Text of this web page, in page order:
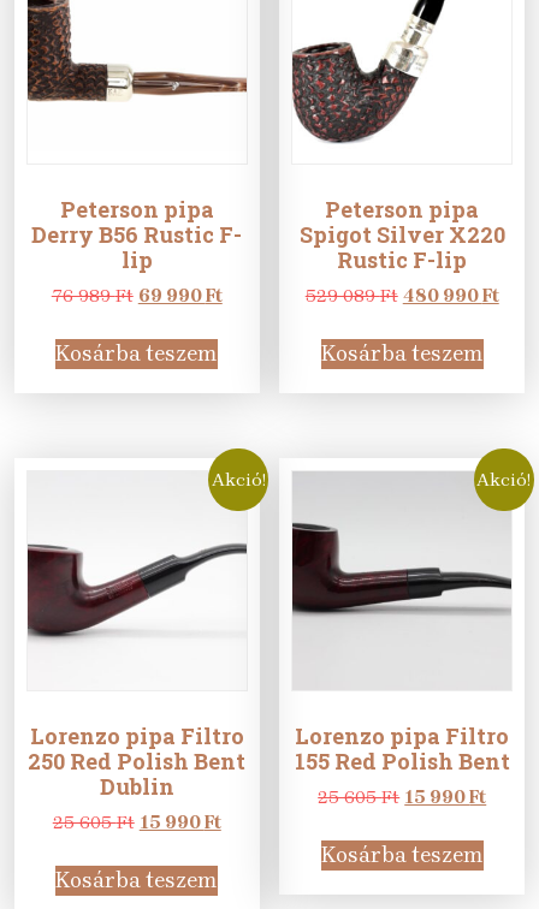
Peterson pipa
Derry B56 Rustic F-
lip
76 989Ft Original
was:
76
989 Ft.
69 990FtCurrent
990 Ft.
Kosárba teszem
Peterson pipa
Spigot Silver X220
Rustic F-lip
529 089Ft Original
was:
529
089 Ft.
480 990Ft
990
Kosárba teszem
Akció!
Lorenzo pipa Filtro
250 Red Polish Bent
Dublin
25 605Ft Original
was:
25
15 990FtCurrent
Kosárba teszem
Akció!
Lorenzo pipa Filtro
155 Red Polish Bent
25 605Ft Original
was:
25
605 Ft.
15 990Ft
990
Kosárba teszem